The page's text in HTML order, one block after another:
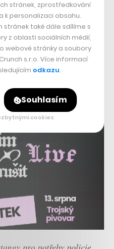
parků.
stránek, zprostředkování
k personalizaci obsahu.
stránek také dále sdílíme s
z oblasti sociálních médií,
webové stránky a soubory
s.r.o. Více informací
odkazu.
Souhlasím
cookies